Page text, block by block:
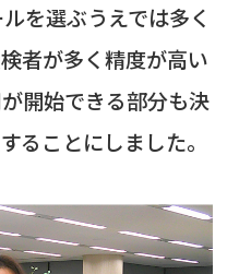
を選ぶうえでは多く
者が多く精度が高い
開始できる部分も決
ることにしました。